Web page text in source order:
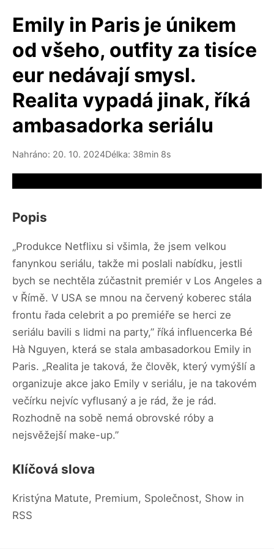
Emily in Paris je únikem
od všeho, outfity za tisíce
eur nedávají smysl.
Realita vypadá jinak, říká
ambasadorka seriálu
Nahráno: 20. 10. 2024Délka: 38min 8s
Popis
„Produkce Netflixu si všimla, že jsem velkou
fanynkou seriálu, takže mi poslali nabídku, jestli
bych se nechtěla zúčastnit premiér v Los Angeles a
v Římě. V USA se mnou na červený koberec stála
frontu řada celebrit a po premiéře se herci ze
seriálu bavili s lidmi na party,” říká influencerka Bé
Hà Nguyen, která se stala ambasadorkou Emily in
Paris. „Realita je taková, že člověk, který vymýšlí a
organizuje akce jako Emily v seriálu, je na takovém
večírku nejvíc vyflusaný a je rád, že je rád.
Rozhodně na sobě nemá obrovské róby a
nejsvěžejší make-up.”
Klíčová slova
Kristýna Matute, Premium, Společnost, Show in
RSS